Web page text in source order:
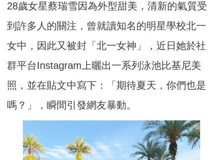
28歲女星蔡瑞雪因為外型甜美，清新的氣質受
到許多人的關注，曾就讀知名的明星學校北一
女中，因此又被封「北一女神」，近日她於社
群平台Instagram上曬出一系列泳池比基尼美
照，並在貼文中寫下：「期待夏天，你們也是
嗎？」，瞬間引發網友暴動。